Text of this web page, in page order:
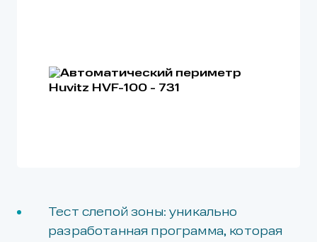
Тест слепой зоны: уникально
разработанная программа, которая